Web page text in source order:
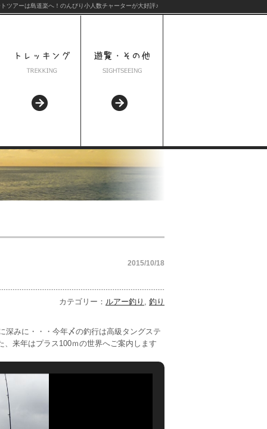
ツアーは島道楽へ！のんびり小人数チャーターが大好評♪
2015/10/18
カテゴリー： ルアー釣り , 釣り
深みに・・・今年〆の釣行は高級タングステ
来年はプラス100ｍの世界へご案内します